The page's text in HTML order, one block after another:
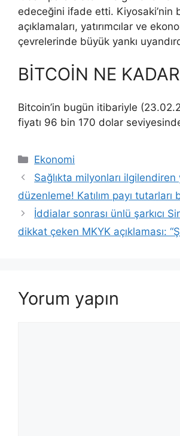
edeceğini ifade etti. Kiyosaki’nin
açıklamaları, yatırımcılar ve
çevrelerinde büyük yankı
BİTCOİN NE
Bitcoin’in bugün itibariyle
fiyatı 96 bin 170 dolar
Kategoriler
Ekonomi
Sağlıkta milyonları ilgilendiren
düzenleme! Katılım payı tutarları
İddialar sonrası ünlü şarkıcı
dikkat çeken MKYK açıklaması:
Yorum yapın